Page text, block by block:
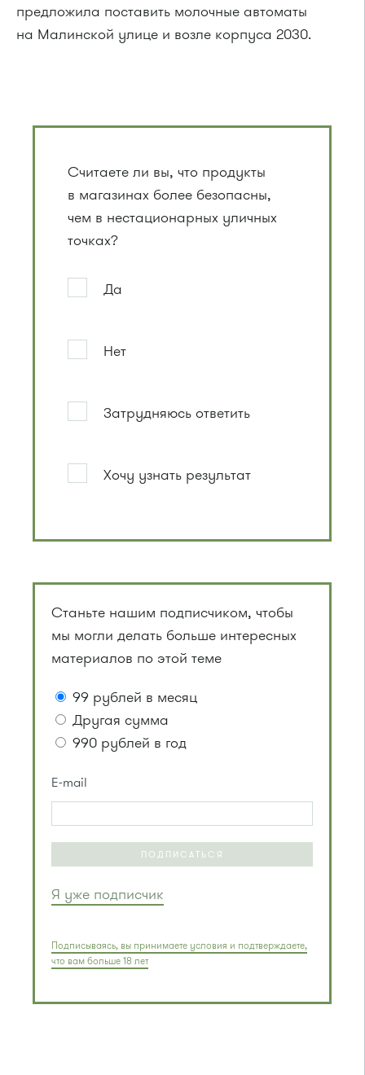
предложила поставить молочные автоматы
на Малинской улице и возле корпуса 2030.
Считаете ли вы, что продукты
в магазинах более безопасны,
чем в нестационарных уличных
точках?
Да
Нет
Затрудняюсь ответить
Хочу узнать результат
Станьте нашим подписчиком, чтобы
мы могли делать больше интересных
материалов по этой теме
99 рублей в месяц
Другая сумма
990 рублей в год
E-mail
ПОДПИСАТЬСЯ
Я уже подписчик
Подписываясь, вы принимаете условия и подтверждаете,
что вам больше 18 лет